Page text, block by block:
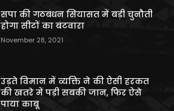
सपा की गठबंधन सियासत में बड़ी चुनौती
होगा सीटों का बंटवारा
November 28, 2021
उड़ते विमान में व्यक्ति ने की ऐसी हरकत
की खतरे में पड़ी सबकी जान, फिर ऐसे
पाया काबू